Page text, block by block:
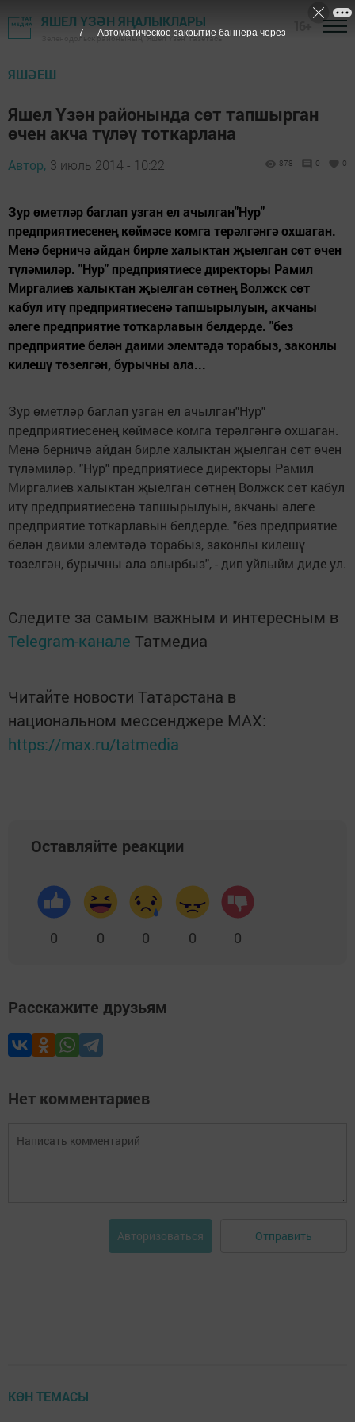
ЯШЕЛ ҮЗӘН ЯҢАЛЫКЛАРЫ
Зеленодольск районының "Яшел Үзән" газетасы
ЯШӘЕШ
Яшел Үзән районында сөт тапшырган
өчен акча түләү тоткарлана
Автор, 3 июль 2014 - 10:22 878 0 0
Зур өметләр баглап узган ел ачылган"Нур"
предприятиесенең көймәсе комга терәлгәнгә охшаган.
Менә берничә айдан бирле халыктан җыелган сөт өчен
түләмиләр. "Нур" предприятиесе директоры Рамил
Миргалиев халыктан җыелган сөтнең Волжск сөт
кабул итү предприятиесенә тапшырылуын, акчаны
әлеге предприятие тоткарлавын белдерде. "без
предприятие белән даими элемтәдә торабыз, законлы
килешү төзелгән, бурычны ала...
Зур өметләр баглап узган ел ачылган"Нур"
предприятиесенең көймәсе комга терәлгәнгә охшаган.
Менә берничә айдан бирле халыктан җыелган сөт өчен
түләмиләр. "Нур" предприятиесе директоры Рамил
Миргалиев халыктан җыелган сөтнең Волжск сөт кабул
итү предприятиесенә тапшырылуын, акчаны әлеге
предприятие тоткарлавын белдерде. "без предприятие
белән даими элемтәдә торабыз, законлы килешү
төзелгән, бурычны ала алырбыз", - дип уйлыйм диде ул.
Следите за самым важным и интересным в
Telegram-канале Татмедиа
Читайте новости Татарстана в
национальном мессенджере MАХ:
https://max.ru/tatmedia
Оставляйте реакции
0 0 0 0 0
Расскажите друзьям
Нет комментариев
Авторизоваться Отправить
КӨН ТЕМАСЫ
6 Автоматическое закрытие баннера через